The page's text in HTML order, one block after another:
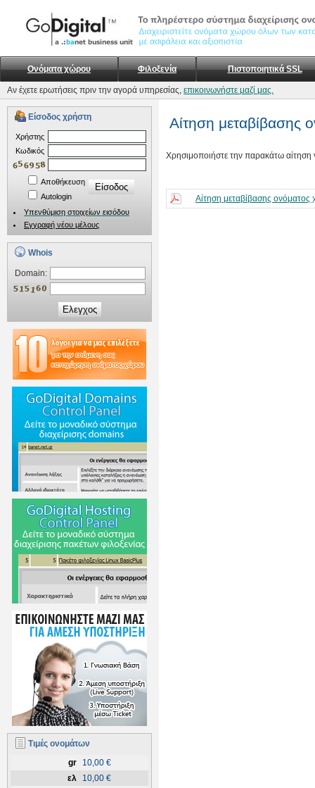
Ονόματα χώρου Φιλοξενία Πιστοποιητικά SSL
Αν έχετε ερωτήσεις πριν την αγορά υπηρεσίας, επικοινωνήστε μαζί μας.
Είσοδος χρήστη
Xρήστης
Kωδικός
Αποθήκευση
Autologin
Υπενθύμιση στοιχείων εισόδου
Εγγραφή νέου μέλους
Whois
Domain:
Ελεγχος
Τιμές ονομάτων
gr
10,00 €
ελ
10,00 €
Αίτηση μεταβίβασης
Χρησιμοποιήστε την παρακάτω αίτηση
Αίτηση μεταβίβασης ονόματος